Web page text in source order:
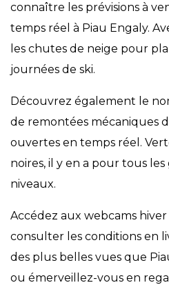
connaître les prévisions à
temps réel à Piau Engaly.
les chutes de neige pour
journées de ski.
Découvrez également le
de remontées mécaniques
ouvertes en temps réel.
noires, il y en a pour tous
niveaux.
Accédez aux webcams
consulter les conditions en
des plus belles vues que
ou émerveillez-vous en